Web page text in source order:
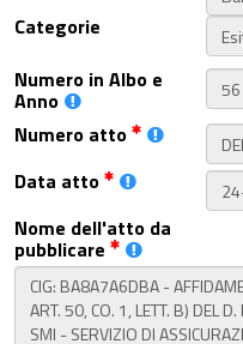
Categorie
Numero in Albo e
Anno
Numero atto
Data atto
Nome dell'atto da
pubblicare